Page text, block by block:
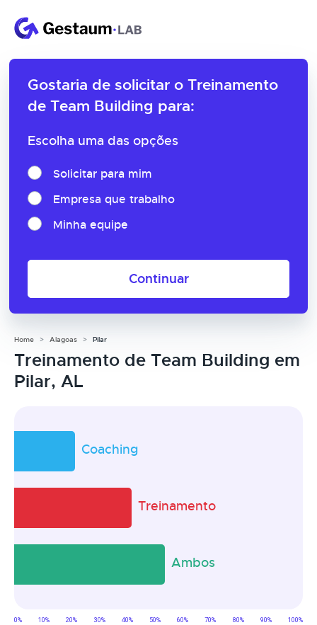
Gostaria de solicitar o Treinamento
de Team Building para:
Escolha uma das opções
Solicitar para mim
Empresa que trabalho
Minha equipe
Continuar
Home Alagoas Pilar
Treinamento de Team Building em
Pilar, AL